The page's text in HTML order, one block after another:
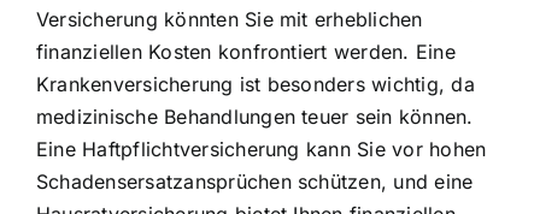
Versicherung könnten Sie mit erheblichen
finanziellen Kosten konfrontiert werden. Eine
Krankenversicherung ist besonders wichtig, da
medizinische Behandlungen teuer sein können.
Eine Haftpflichtversicherung kann Sie vor hohen
Schadensersatzansprüchen schützen, und eine